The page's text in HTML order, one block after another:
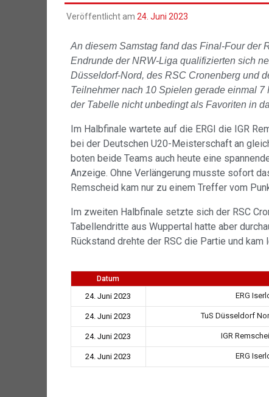
Veröffentlicht am 24. Juni 2023
An diesem Samstag fand das Final-Four der
Endrunde der NRW-Liga qualifizierten sich
Düsseldorf-Nord, des RSC Cronenberg und
Teilnehmer nach 10 Spielen gerade einmal
der Tabelle nicht unbedingt als Favoriten in
Im Halbfinale wartete auf die ERGI die IGR
bei der Deutschen U20-Meisterschaft an
boten beide Teams auch heute eine
Anzeige. Ohne Verlängerung musste sofort
Remscheid kam nur zu einem Treffer vom
Im zweiten Halbfinale setzte sich der RSC
Tabellendritte aus Wuppertal hatte aber
Rückstand drehte der RSC die Partie und
Datum
24. Juni 2023 ERG
24. Juni 2023 TuS Düsseldorf
24. Juni 2023 IGR
24. Juni 2023 ERG